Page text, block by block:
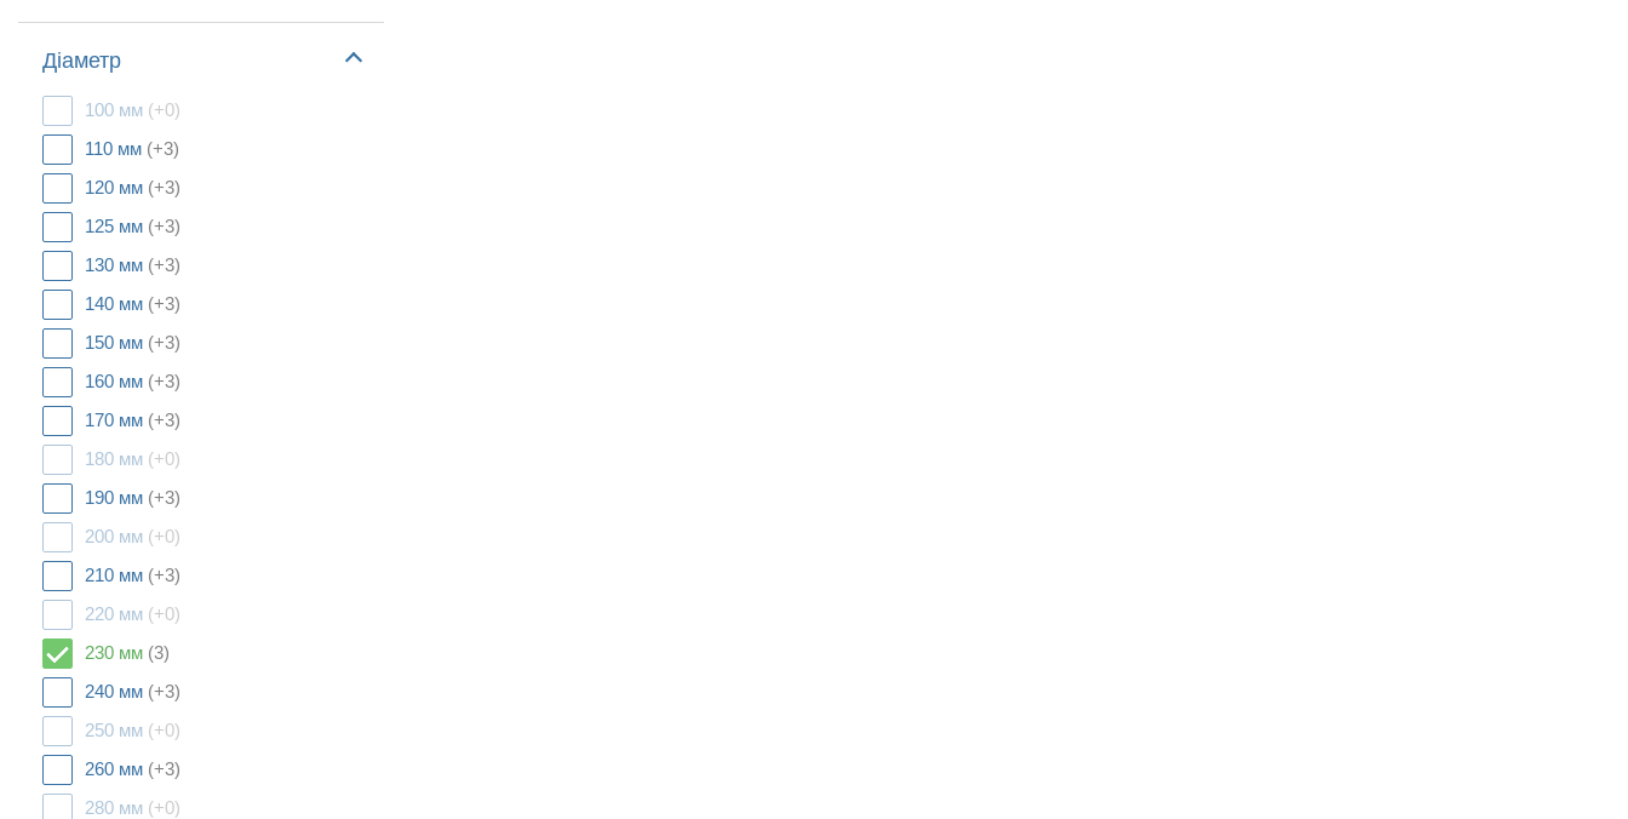
Діаметр
100 мм (+0)
110 мм (+3)
120 мм (+3)
125 мм (+3)
130 мм (+3)
140 мм (+3)
150 мм (+3)
160 мм (+3)
170 мм (+3)
180 мм (+0)
190 мм (+3)
200 мм (+0)
210 мм (+3)
220 мм (+0)
230 мм (3)
240 мм (+3)
250 мм (+0)
260 мм (+3)
280 мм (+0)